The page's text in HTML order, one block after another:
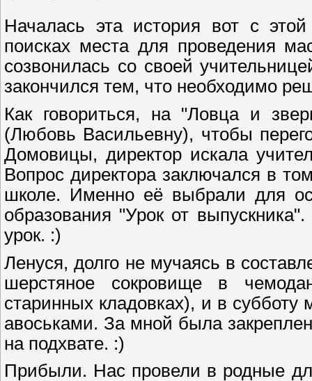
Началась эта история вот с
поисках места для проведения
созвонилась со своей
закончился тем, что необходимо
Как говориться, на "Ловца и
(Любовь Васильевну), чтобы
Домовицы, директор искала
Вопрос директора заключался в
школе. Именно её выбрали для
образования "Урок от
урок. :)
Ленуся, долго не мучаясь в
шерстяное сокровище в
старинных кладовках), и в
авоськами. За мной была
на подхвате. :)
Прибыли. Нас провели в родные